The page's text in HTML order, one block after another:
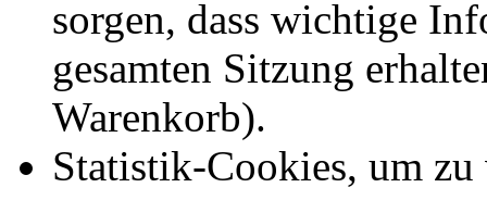
sorgen, dass wichtige
gesamten Sitzung
Warenkorb).
Statistik-Cookies, um zu